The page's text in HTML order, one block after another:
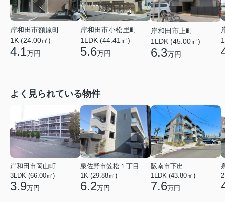
岸和田市額原町
1K (24.00㎡)
4.1万円
岸和田市小松里町
1LDK (44.41㎡)
5.6万円
岸和田市上町
1LDK (45.00㎡)
6.3万円
よく見られている物件
岸和田市岡山町
3LDK (66.00㎡)
3.9万円
泉佐野市笠松１丁目
1K (29.88㎡)
6.2万円
阪南市下出
1LDK (43.80㎡)
7.6万円